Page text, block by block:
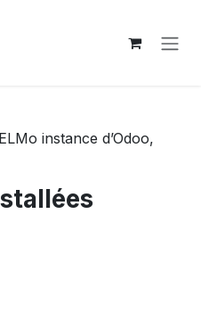
instance d’Odoo,